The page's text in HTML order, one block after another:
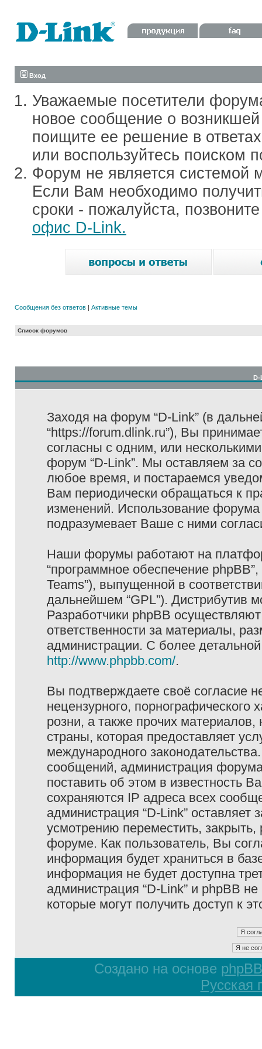
Вход
Уважаемые посетители
новое сообщение о
поищите ее решение в
или воспользуйтесь поиском
Форум не является системой
Если Вам необходимо
сроки - пожалуйста,
офис D-Link.
Сообщения без ответов | Активные темы
Список форумов
D-
Заходя на форум “D-Link” (в
“https://forum.dlink.ru”), Вы
согласны с одним, или
форум “D-Link”. Мы оставляем за
любое время, и постараемся
Вам периодически обращаться к
изменений. Использование
подразумевает Ваше с ними
Наши форумы работают на
“программное обеспечение
Teams”), выпущенной в
дальнейшем “GPL”). Дистрибутив
Разработчики phpBB
ответственности за материалы,
администрации. С более
http://www.phpbb.com/.
Вы подтверждаете своё согласие
нецензурного, порнографического
розни, а также прочих
страны, которая предоставляет
международного
сообщений, администрация
поставить об этом в известность
сохраняются IP адреса всех
администрация “D-Link”
усмотрению переместить,
форуме. Как пользователь, Вы
информация будет храниться в
информация не будет доступна
администрация “D-Link” и phpBB
которые могут получить доступ к
Создано на основе phpBB
Русская